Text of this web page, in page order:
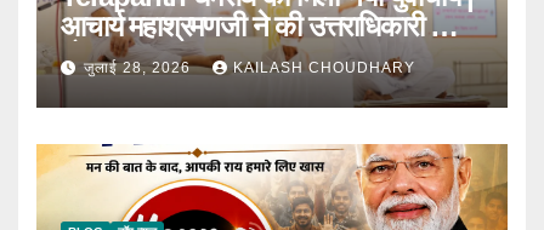
आचार्य महाश्रमणजी ने की उत्तराधिकारी की
घोषणा
जुलाई 28, 2026 KAILASH CHOUDHARY